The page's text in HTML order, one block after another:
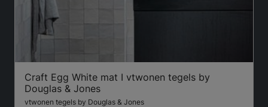
Craft Egg White mat I vtwonen tegels by
Douglas & Jones
vtwonen tegels by Douglas & Jones